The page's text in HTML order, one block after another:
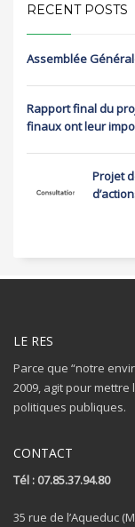
RECENT POSTS
Assemblée
Rapport final du
finaux ont leur
Projet
LE RES
Parce que “notre
2009, agit pour
politiques publiques.
CONTACT
Tél : 07.85.37.94.80
35 rue de l’Aqueduc